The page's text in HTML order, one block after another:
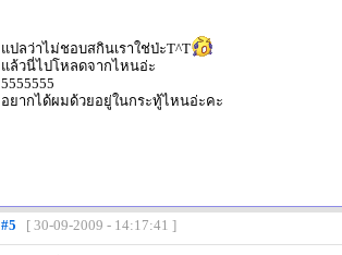
แปลว่าไม่ชอบสกินเราใช่ป่ะT^T
แล้วนี่ไปโหลดจากไหนอ่ะ
5555555
อยากได้ผมด้วยอยู่ในกระทู้ไหนอ่ะคะ
#5 [ 30-09-2009 - 14:17:41 ]